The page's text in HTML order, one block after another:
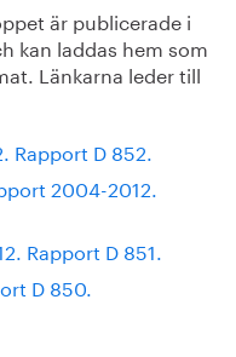
är publicerade i
kan laddas hem som
Länkarna leder till
Rapport D 852.
2004-2012.
Rapport D 851.
D 850.